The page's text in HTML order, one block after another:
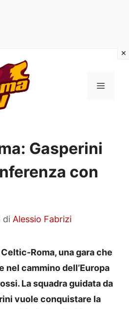
MENU
Gasperini
con
di Alessio Fabrizi
Roma, una gara che
nel cammino dell’Europa
La squadra guidata da
vuole conquistare la